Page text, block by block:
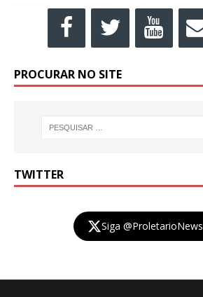
PROCURAR NO SITE
TWITTER
Siga